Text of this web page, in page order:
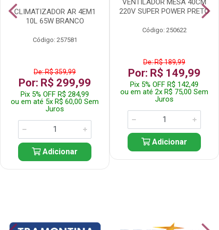
CLIMATIZADOR AR 4EM1
10L 65W BRANCO
Código: 257581
De: R$ 359,99
Por: R$ 299,99
Pix 5% OFF R$ 284,99
ou em até 5x R$ 60,00 Sem
Juros
Adicionar
VENTILADOR MESA 40CM
220V SUPER POWER PRETO
Código: 250622
De: R$ 189,99
Por: R$ 149,99
Pix 5% OFF R$ 142,49
ou em até 2x R$ 75,00 Sem
Juros
Adicionar